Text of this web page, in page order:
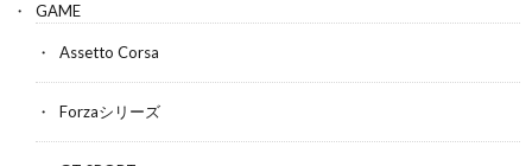
GAME
Assetto Corsa
Forzaシリーズ